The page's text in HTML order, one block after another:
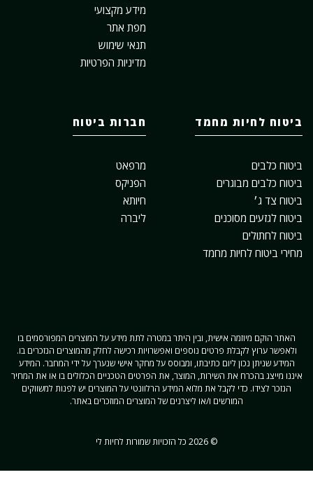
מידע מקצועי
מפת אתר
תנאי שימוש
מדיניות הפרטיות
ביטוח לחיות מחמד
ביטוח כלבים
ביטוח כלבים מבוגרים
ביטוח צד ג׳
ביטוח לגזעים מסוכנים
ביטוח לחתולים
מחירי ביטוח לחיות מחמד
חברות ביטוח
מרפאט
הפניקס
חיותא
ליברה
האתר הוקם מיוזמה אישית, ובין היתר במטרה לתת מידע על המוצרים המפורסמים בו
ולאפשר ערוץ לקבלת פרטים נוספים ואפשרויות רכישה לחלק מהמוצרים הנזכרים בו.
המידע שניתן נכון ליום כתיבתו, ומבוסס על מחקר אישי שנערך על ידי המחבר. המידע
איננו מייצג בהכרח את השירות, המוצר, את הפרטים הטכניים הכלולים בו או את המחיר
הנזכר לצידו. כדי לקבל את מלוא המידע הרלוונטי על המוצרים יש לפנות למשווקים
המורשים ו/או ליצרנים של המוצרים המוזכרים באתר.
© 2026 כל הזכויות שמורות לחיות לי